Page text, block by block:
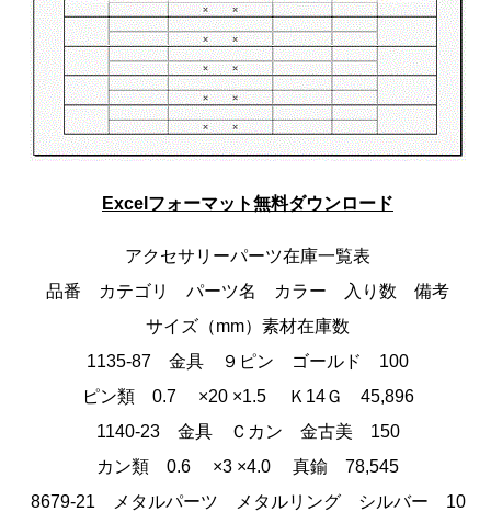
Excelフォーマット無料ダウンロード
アクセサリーパーツ在庫一覧表
品番 カテゴリ パーツ名 カラー 入り数 備考
サイズ（mm）素材在庫数
1135-87 金具 ９ピン ゴールド 100
ピン類 0.7 ×20 ×1.5 Ｋ14Ｇ 45,896
1140-23 金具 Ｃカン 金古美 150
カン類 0.6 ×3 ×4.0 真鍮 78,545
8679-21 メタルパーツ メタルリング シルバー 10